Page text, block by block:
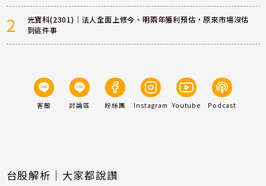
2
光寶科(2301)｜法人全面上修今、明兩年獲利預估，原來市場沒估
到這件事
客服 討論區 粉絲團 Instagram Youtube Podcast
台股解析｜大家都說讚